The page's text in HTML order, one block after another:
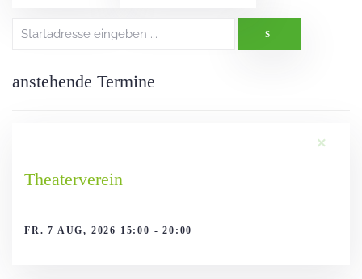
anstehende Termine
×
Theaterverein
FR. 7 AUG, 2026 15:00 - 20:00